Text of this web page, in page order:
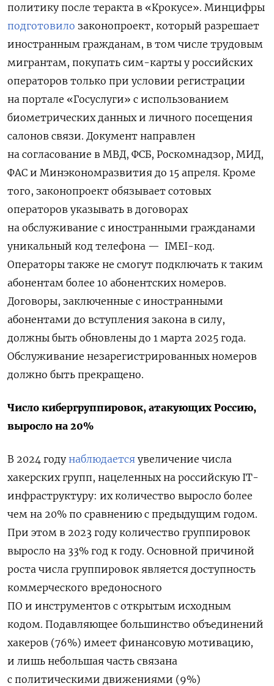
политику после теракта в «Крокусе». Минцифры
подготовило законопроект, который разрешает
иностранным гражданам, в том числе трудовым
мигрантам, покупать сим-карты у российских
операторов только при условии регистрации
на портале «Госуслуги» с использованием
биометрических данных и личного посещения
салонов связи. Документ направлен
на согласование в МВД, ФСБ, Роскомнадзор, МИД,
ФАС и Минэкономразвития до 15 апреля. Кроме
того, законопроект обязывает сотовых
операторов указывать в договорах
на обслуживание с иностранными гражданами
уникальный код телефона — IMEI-код.
Операторы также не смогут подключать к таким
абонентам более 10 абонентских номеров.
Договоры, заключенные с иностранными
абонентами до вступления закона в силу,
должны быть обновлены до 1 марта 2025 года.
Обслуживание незарегистрированных номеров
должно быть прекращено.
Число кибергруппировок, атакующих Россию,
выросло на 20%
В 2024 году наблюдается увеличение числа
хакерских групп, нацеленных на российскую IT-
инфраструктуру: их количество выросло более
чем на 20% по сравнению с предыдущим годом.
При этом в 2023 году количество группировок
выросло на 33% год к году. Основной причиной
роста числа группировок является доступность
коммерческого вредоносного
ПО и инструментов с открытым исходным
кодом. Подавляющее большинство объединений
хакеров (76%) имеет финансовую мотивацию,
и лишь небольшая часть связана
с политическими движениями (9%)